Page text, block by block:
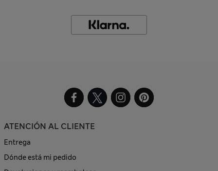
ATENCIÓN AL CLIENTE
Entrega
Dónde está mi pedido